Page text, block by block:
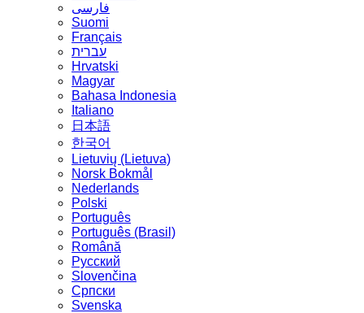
فارسی
Suomi
Français
עברית
Hrvatski
Magyar
Bahasa Indonesia
Italiano
日本語
한국어
Lietuvių (Lietuva)
‪Norsk Bokmål‬
Nederlands
Polski
Português
Português (Brasil)
Română
Русский
Slovenčina
Српски
Svenska